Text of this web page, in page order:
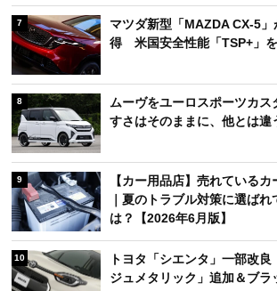
7
マツダ新型「MAZDA CX-5
得 米国安全性能「TSP+」
8
ムーヴをユーロスポーツカス
すさはそのままに、他とは違
9
【カー用品店】売れている
｜夏のトラブル対策に選ば
は？【2026年6月版】
10
トヨタ「シエンタ」一部改
ジュメタリック」追加＆ブラ